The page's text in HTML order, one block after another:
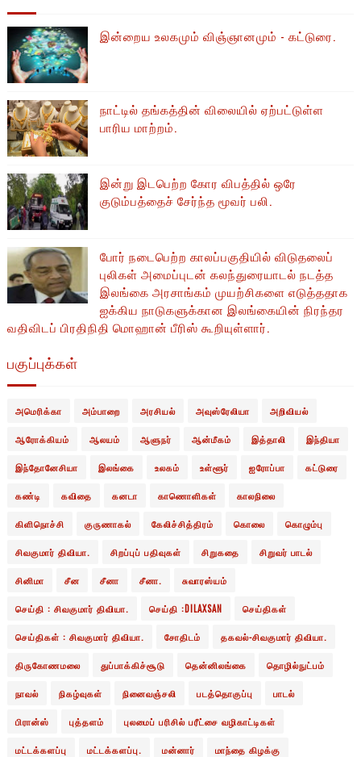
இன்றைய உலகமும் விஞ்ஞானமும் - கட்டுரை.
நாட்டில் தங்கத்தின் விலையில் ஏற்பட்டுள்ள
பாரிய மாற்றம்.
இன்று இடபெற்ற கோர விபத்தில் ஒரே
குடும்பத்தைச் சேர்ந்த மூவர் பலி.
போர் நடைபெற்ற காலப்பகுதியில் ​​விடுதலைப்
புலிகள் அமைப்புடன் கலந்துரையாடல் நடத்த
இலங்கை அரசாங்கம் முயற்சிகளை எடுத்ததாக
ஐக்கிய நாடுகளுக்கான இலங்கையின் நிரந்தர
வதிவிடப் பிரதிநிதி மொஹான் பீரிஸ் கூறியுள்ளார்.
பகுப்புக்கள்
அமெரிக்கா அம்பாறை அரசியல் அவுஸ்ரேலியா அறிவியல்
ஆரோக்கியம் ஆலயம் ஆளுநர் ஆன்மீகம் இத்தாலி இந்தியா
இந்தோனேசியா இலங்கை உலகம் உள்ளூர் ஐரோப்பா கட்டுரை
கண்டி கவிதை கனடா காணொளிகள் காலநிலை
கிளிநொச்சி குருணாகல் கேலிச்சித்திரம் கொலை கொழும்பு
சிவகுமார் திவியா. சிறப்புப் பதிவுகள் சிறுகதை சிறுவர் பாடல்
சினிமா சீன சீனா சீனா. சுவாரஸ்யம்
செய்தி : சிவகுமார் திவியா. செய்தி :DILAXSAN செய்திகள்
செய்திகள் : சிவகுமார் திவியா. சோதிடம் தகவல்-சிவகுமார் திவியா.
திருகோணமலை துப்பாக்கிச்சூடு தென்னிலங்கை தொழில்நுட்பம்
நாவல் நிகழ்வுகள் நினைவஞ்சலி படத்தொகுப்பு பாடல்
பிரான்ஸ் புத்தளம் புலமைப் பரிசில் பரீட்சை வழிகாட்டிகள்
மட்டக்களப்பு மட்டக்களப்பு. மன்னார் மாந்தை கிழக்கு